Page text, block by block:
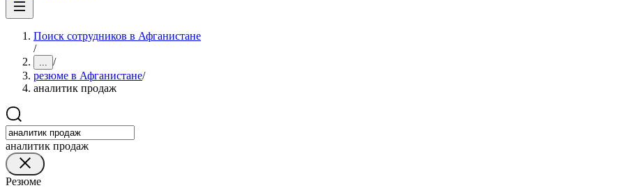
Поиск сотрудников в Афганистане
/
... /
резюме в Афганистане/
аналитик продаж
аналитик продаж
Резюме